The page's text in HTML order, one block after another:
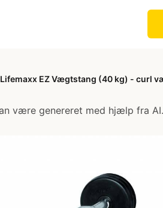
Lifemaxx EZ Vægtstang (40 kg) - curl
være genereret med hjælp fra AI.